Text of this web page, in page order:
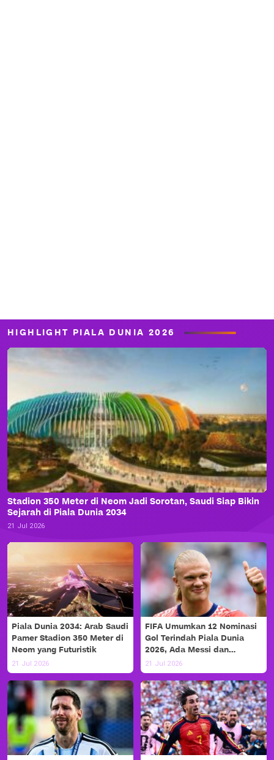
HIGHLIGHT PIALA DUNIA 2026
Stadion 350 Meter di Neom Jadi Sorotan, Saudi Siap Bikin
Sejarah di Piala Dunia 2034
21 Jul 2026
Piala Dunia 2034: Arab Saudi
Pamer Stadion 350 Meter di
Neom yang Futuristik
21 Jul 2026
FIFA Umumkan 12 Nominasi
Gol Terindah Piala Dunia
2026, Ada Messi dan
Haaland!
21 Jul 2026